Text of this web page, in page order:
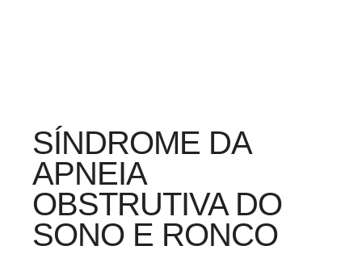
SÍNDROME DA
APNEIA
OBSTRUTIVA DO
SONO E RONCO